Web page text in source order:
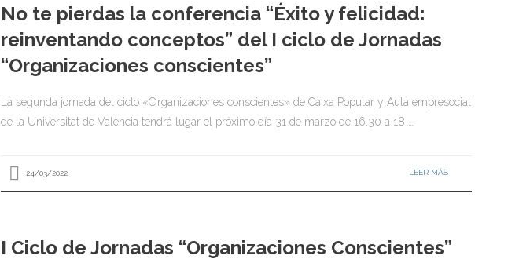
No te pierdas la conferencia “Éxito y felicidad:
reinventando conceptos” del I ciclo de Jornadas
“Organizaciones conscientes”
La segunda jornada del ciclo «Organizaciones conscientes» de Caixa Popular y Aula empresocial
de la Universitat de València tendrá lugar el próximo día 31 de marzo de 16,30 a 18 …
24/03/2022 LEER MÁS
I Ciclo de Jornadas “Organizaciones Conscientes”